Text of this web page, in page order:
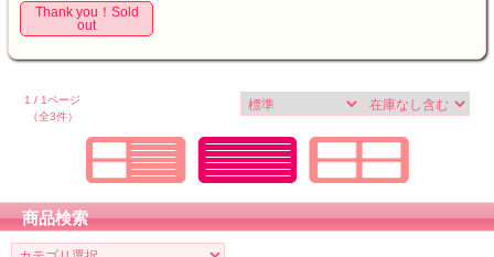
Thank you！Sold
out
1 / 1ページ
（全3件）
商品検索